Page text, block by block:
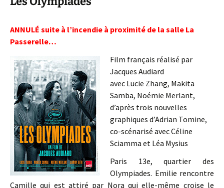
ANNULÉ suite à l’incendie à proximité de la salle La
Passerelle…
Film français réalisé par
Jacques Audiard
avec Lucie Zhang, Makita
Samba, Noémie Merlant,
d’après trois nouvelles
graphiques d’Adrian Tomine,
co-scénarisé avec Céline
Sciamma et Léa Mysius
Paris 13e, quartier des
Olympiades. Emilie rencontre
Camille qui est attiré par Nora qui elle-même croise le